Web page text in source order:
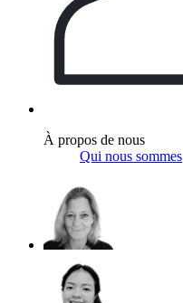
À propos de nous
Qui nous sommes